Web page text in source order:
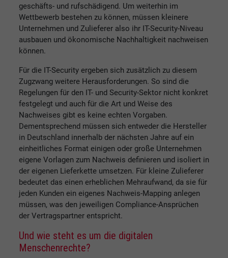
geschäfts- und rufschädigend. Um weiterhin im
Wettbewerb bestehen zu können, müssen kleinere
Unternehmen und Zulieferer also ihr IT-Security-Niveau
ausbauen und ökonomische Nachhaltigkeit nachweisen
können.
Für die IT-Security ergeben sich zusätzlich zu diesem
Zugzwang weitere Herausforderungen. So sind die
Regelungen für den IT- und Security-Sektor nicht konkret
festgelegt und auch für die Art und Weise des
Nachweises gibt es keine echten Vorgaben.
Dementsprechend müssen sich entweder die Hersteller
in Deutschland innerhalb der nächsten Jahre auf ein
einheitliches Format einigen oder große Unternehmen
eigene Vorlagen zum Nachweis definieren und isoliert in
der eigenen Lieferkette umsetzen. Für kleine Zulieferer
bedeutet das einen erheblichen Mehraufwand, da sie für
jeden Kunden ein eigenes Nachweis-Mapping anlegen
müssen, was den jeweiligen Compliance-Ansprüchen
der Vertragspartner entspricht.
Und wie steht es um die digitalen
Menschenrechte?